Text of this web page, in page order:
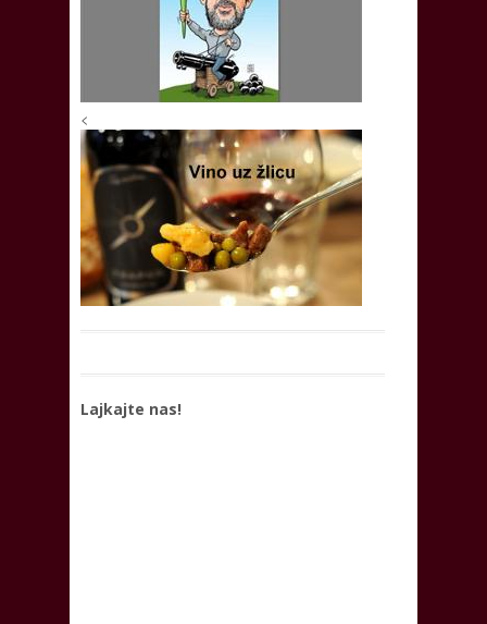
<
Lajkajte nas!